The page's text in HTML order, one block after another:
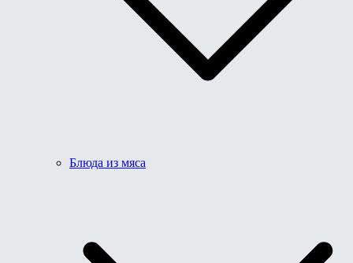
Блюда из мяса